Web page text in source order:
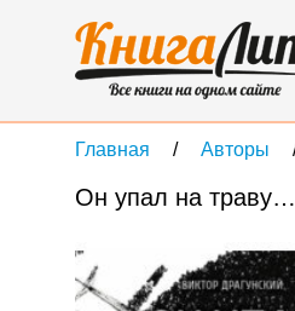
Главная Авторы
Он упал на траву…